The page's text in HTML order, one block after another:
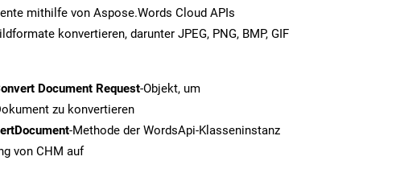
mithilfe von Aspose.Words Cloud APIs
konvertieren, darunter JPEG, PNG, BMP, GIF
Document Request-Objekt, um
zu konvertieren
-Methode der WordsApi-Klasseninstanz
von CHM auf